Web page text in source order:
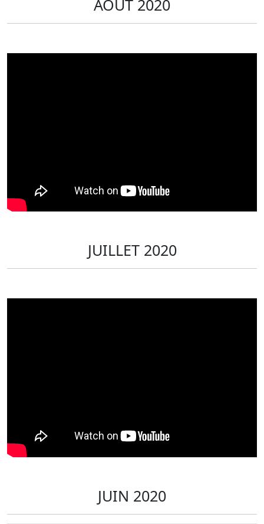
AOUT 2020
JUILLET 2020
JUIN 2020